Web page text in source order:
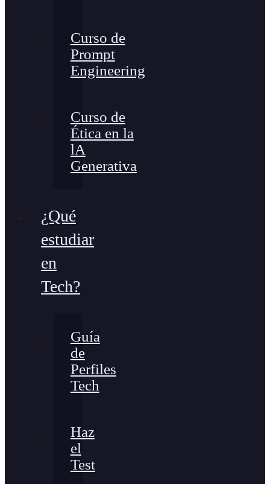
Curso de
Prompt
Engineering
Curso de
Ética en la
lA
Generativa
¿Qué
estudiar
en
Tech?
Guía
de
Perfiles
Tech
Haz
el
Test